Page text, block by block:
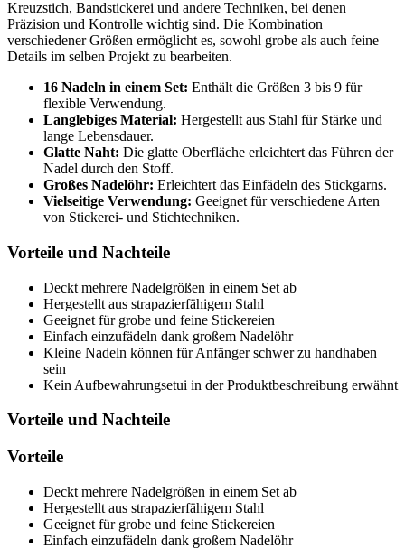
Kreuzstich, Bandstickerei und andere Techniken, bei denen
Präzision und Kontrolle wichtig sind. Die Kombination
verschiedener Größen ermöglicht es, sowohl grobe als auch feine
Details im selben Projekt zu bearbeiten.
16 Nadeln in einem Set: Enthält die Größen 3 bis 9 für
flexible Verwendung.
Langlebiges Material: Hergestellt aus Stahl für Stärke und
lange Lebensdauer.
Glatte Naht: Die glatte Oberfläche erleichtert das Führen der
Nadel durch den Stoff.
Großes Nadelöhr: Erleichtert das Einfädeln des Stickgarns.
Vielseitige Verwendung: Geeignet für verschiedene Arten
von Stickerei- und Stichtechniken.
Vorteile und Nachteile
Deckt mehrere Nadelgrößen in einem Set ab
Hergestellt aus strapazierfähigem Stahl
Geeignet für grobe und feine Stickereien
Einfach einzufädeln dank großem Nadelöhr
Kleine Nadeln können für Anfänger schwer zu handhaben
sein
Kein Aufbewahrungsetui in der Produktbeschreibung erwähnt
Vorteile und Nachteile
Vorteile
Deckt mehrere Nadelgrößen in einem Set ab
Hergestellt aus strapazierfähigem Stahl
Geeignet für grobe und feine Stickereien
Einfach einzufädeln dank großem Nadelöhr